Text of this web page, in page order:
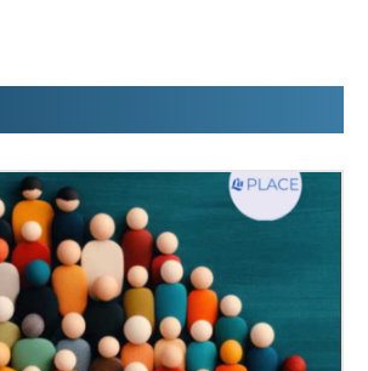
ligne » est un outil mutualisé de saisie
Il est actuellement utilisé par huit
de la Normandie. Toutes les équipes
du groupement OFeli se sont
séminaire qui s'est tenu cette année les
Centre, Carif-Oref de la région Centre
a permis aux équipes de se
sur le fonctionnement du
les chantiers à venir et de proposer